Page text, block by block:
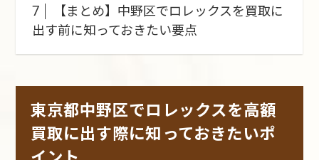
7
【まとめ】中野区でロレックスを買取に
出す前に知っておきたい要点
東京都中野区でロレックスを高額
買取に出す際に知っておきたいポ